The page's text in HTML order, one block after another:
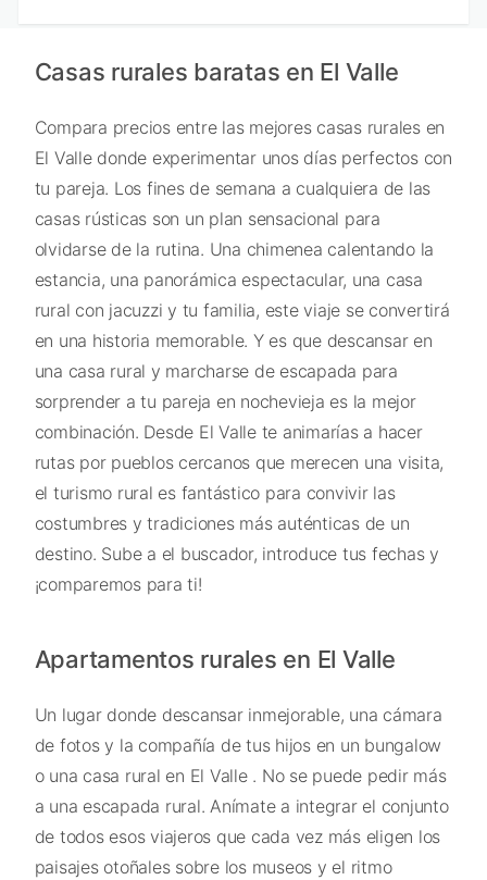
Casas rurales baratas en El Valle
Compara precios entre las mejores casas rurales en
El Valle donde experimentar unos días perfectos con
tu pareja. Los fines de semana a cualquiera de las
casas rústicas son un plan sensacional para
olvidarse de la rutina. Una chimenea calentando la
estancia, una panorámica espectacular, una casa
rural con jacuzzi y tu familia, este viaje se convertirá
en una historia memorable. Y es que descansar en
una casa rural y marcharse de escapada para
sorprender a tu pareja en nochevieja es la mejor
combinación. Desde El Valle te animarías a hacer
rutas por pueblos cercanos que merecen una visita,
el turismo rural es fantástico para convivir las
costumbres y tradiciones más auténticas de un
destino. Sube a el buscador, introduce tus fechas y
¡comparemos para ti!
Apartamentos rurales en El Valle
Un lugar donde descansar inmejorable, una cámara
de fotos y la compañía de tus hijos en un bungalow
o una casa rural en El Valle . No se puede pedir más
a una escapada rural. Anímate a integrar el conjunto
de todos esos viajeros que cada vez más eligen los
paisajes otoñales sobre los museos y el ritmo